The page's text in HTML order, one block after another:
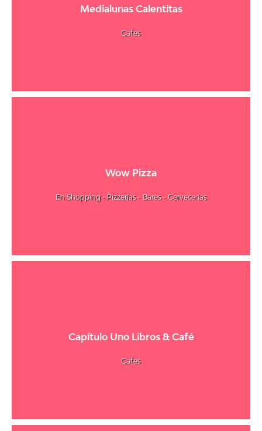
Medialunas Calentitas
Cafes
Wow Pizza
En Shopping - Pizzerías - Bares - Cervecerías
Capítulo Uno Libros & Café
Cafes